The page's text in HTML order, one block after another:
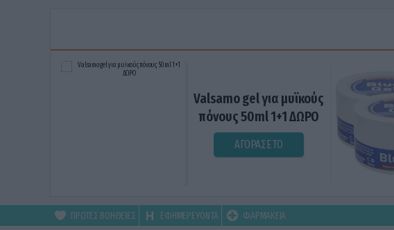
Valsamo gel για μυϊκούς
πόνους 50ml 1+1 ΔΩΡΟ
ΑΓΟΡΑΣΕ ΤΟ
ΠΡΩΤΕΣ ΒΟΗΘΕΙΕΣ ΕΦΗΜΕΡΕΥΟΝΤΑ ΦΑΡΜΑΚΕΙΑ